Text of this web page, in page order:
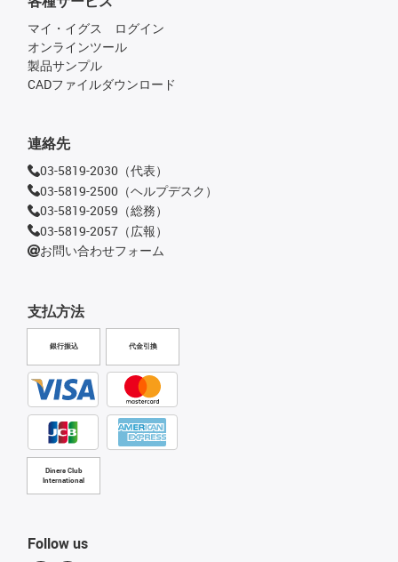
支払方法
銀行振込 代金引換
Diners Club
International
マイ・イグス ログイン
オンラインツール
製品サンプル
CADファイルダウンロード
連絡先
03-5819-2030（代表）
03-5819-2500（ヘルプデスク）
03-5819-2059（総務）
03-5819-2057（広報）
お問い合わせフォーム
Follow us